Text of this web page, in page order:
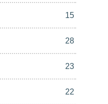
15
28
23
22